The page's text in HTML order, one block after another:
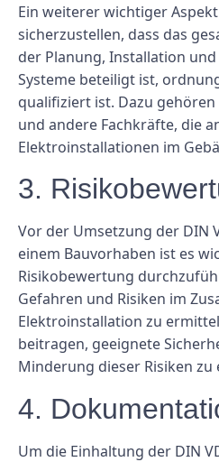
Ein weiterer wichtiger
sicherzustellen, dass das
der Planung, Installation
Systeme beteiligt ist,
qualifiziert ist. Dazu
und andere Fachkräfte, die
Elektroinstallationen im
3.
Vor der Umsetzung der DIN
einem Bauvorhaben ist es
Risikobewertung
Gefahren und Risiken im
Elektroinstallation zu
beitragen, geeignete
Minderung dieser Risiken zu
4.
Um die Einhaltung der DIN